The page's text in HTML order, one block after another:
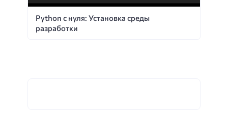
Python с нуля: Установка среды
разработки